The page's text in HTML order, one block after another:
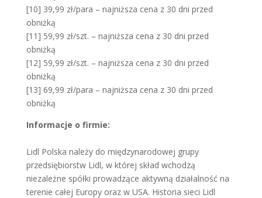
[10] 39,99 zł/para – najniższa cena z 30 dni przed
obniżką
[11] 59,99 zł/szt. – najniższa cena z 30 dni przed
obniżką
[12] 59,99 zł/szt. – najniższa cena z 30 dni przed
obniżką
[13] 69,99 zł/para – najniższa cena z 30 dni przed
obniżką
Informacje o firmie:
Lidl Polska należy do międzynarodowej grupy
przedsiębiorstw Lidl, w której skład wchodzą
niezależne spółki prowadzące aktywną działalność na
terenie całej Europy oraz w USA. Historia sieci Lidl